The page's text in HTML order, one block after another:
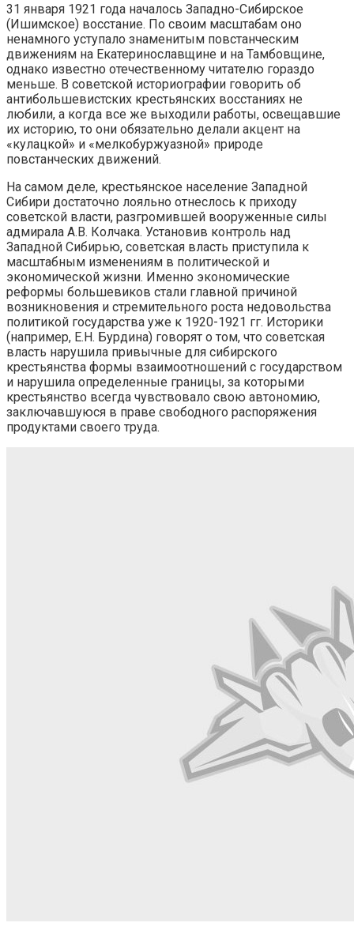
31 января 1921 года началось Западно-Сибирское
(Ишимское) восстание. По своим масштабам оно
ненамного уступало знаменитым повстанческим
движениям на Екатеринославщине и на Тамбовщине,
однако известно отечественному читателю гораздо
меньше. В советской историографии говорить об
антибольшевистских крестьянских восстаниях не
любили, а когда все же выходили работы, освещавшие
их историю, то они обязательно делали акцент на
«кулацкой» и «мелкобуржуазной» природе
повстанческих движений.
На самом деле, крестьянское население Западной
Сибири достаточно лояльно отнеслось к приходу
советской власти, разгромившей вооруженные силы
адмирала А.В. Колчака. Установив контроль над
Западной Сибирью, советская власть приступила к
масштабным изменениям в политической и
экономической жизни. Именно экономические
реформы большевиков стали главной причиной
возникновения и стремительного роста недовольства
политикой государства уже к 1920-1921 гг. Историки
(например, Е.Н. Бурдина) говорят о том, что советская
власть нарушила привычные для сибирского
крестьянства формы взаимоотношений с государством
и нарушила определенные границы, за которыми
крестьянство всегда чувствовало свою автономию,
заключавшуюся в праве свободного распоряжения
продуктами своего труда.